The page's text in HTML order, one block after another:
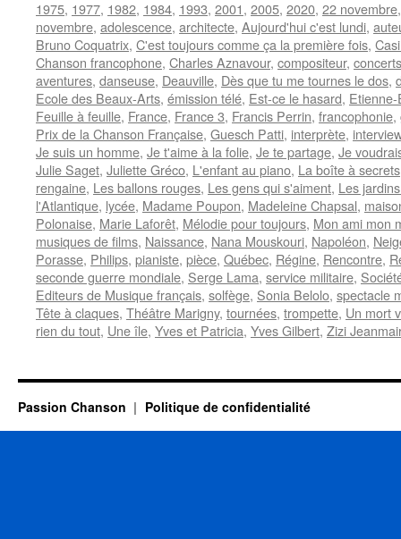
1975, 1977, 1982, 1984, 1993, 2001, 2005, 2020, 22 novembre
novembre, adolescence, architecte, Aujourd'hui c'est lundi,
Bruno Coquatrix, C'est toujours comme ça la première fois,
Chanson francophone, Charles Aznavour, compositeur, concerts
aventures, danseuse, Deauville, Dès que tu me tournes le dos,
Ecole des Beaux-Arts, émission télé, Est-ce le hasard,
Feuille à feuille, France, France 3, Francis Perrin, francophonie,
Prix de la Chanson Française, Guesch Patti, interprète,
Je suis un homme, Je t'aime à la folie, Je te partage, Je
Julie Saget, Juliette Gréco, L'enfant au piano, La boîte à secrets
rengaine, Les ballons rouges, Les gens qui s'aiment, Les
l'Atlantique, lycée, Madame Poupon, Madeleine Chapsal,
Polonaise, Marie Laforêt, Mélodie pour toujours, Mon ami mon
musiques de films, Naissance, Nana Mouskouri, Napoléon,
Porasse, Philips, pianiste, pièce, Québec, Régine, Rencontre,
seconde guerre mondiale, Serge Lama, service militaire,
Editeurs de Musique français, solfège, Sonia Belolo, spectacle
Tête à claques, Théâtre Marigny, tournées, trompette, Un mort
rien du tout, Une île, Yves et Patricia, Yves Gilbert, Zizi
Passion Chanson Politique de confidentialité